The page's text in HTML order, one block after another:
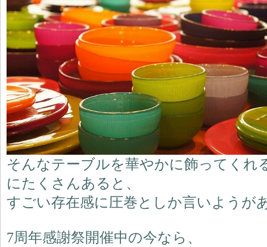
そんなテーブルを華やかに飾ってくれ
にたくさんあると、
すごい存在感に圧巻としか言いようが
7周年感謝祭開催中の今なら、